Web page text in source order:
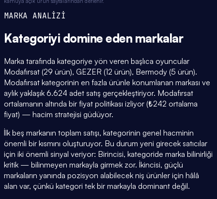
MARKA ANALİZİ
Kategoriyi domine eden markalar
Marka tarafında kategoriye yön veren başlıca oyuncular
Modafırsat (29 ürün), GEZER (12 ürün), Bermody (5 ürün).
Modafırsat kategorinin en fazla ürünle konumlanan markası ve
aylık yaklaşık 6.624 adet satış gerçekleştiriyor. Modafırsat
ortalamanın altında bir fiyat politikası izliyor (₺242 ortalama
fiyat) — hacim stratejisi güdüyor.
İlk beş markanın toplam satışı, kategorinin genel hacminin
önemli bir kısmını oluşturuyor. Bu durum yeni girecek satıcılar
için iki önemli sinyal veriyor: Birincisi, kategoride marka bilinirliği
kritik — bilinmeyen markayla girmek zor. İkincisi, güçlü
markaların yanında pozisyon alabilecek niş ürünler için hâlâ
alan var, çünkü kategori tek bir markayla dominant değil.